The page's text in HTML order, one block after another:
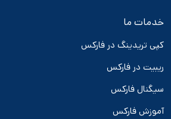
خدمات ما
کپی تریدینگ در فارکس
ریبیت در فارکس
سیگنال فارکس
آموزش فارکس